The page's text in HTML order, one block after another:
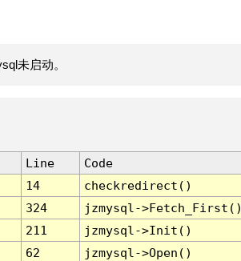
未启动。
Line
Code
14
checkredirect()
324
jzmysql-
211
jzmysql->Init()
62
jzmysql->Open()